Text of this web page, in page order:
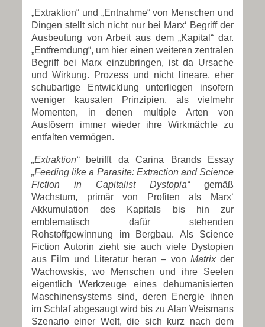
„Extraktion“ und „Entnahme“ von Menschen und
Dingen stellt sich nicht nur bei Marx‘ Begriff der
Ausbeutung von Arbeit aus dem „Kapital“ dar.
„Entfremdung“, um hier einen weiteren zentralen
Begriff bei Marx einzubringen, ist da Ursache
und Wirkung. Prozess und nicht lineare, eher
schubartige Entwicklung unterliegen insofern
weniger kausalen Prinzipien, als vielmehr
Momenten, in denen multiple Arten von
Auslösern immer wieder ihre Wirkmächte zu
entfalten vermögen.
„Extraktion“betrifft da Carina Brands Essay
„Feeding like a Parasite: Extraction and Science
Fiction in Capitalist Dystopia“gemäß
Wachstum, primär von Profiten als Marx‘
Akkumulation des Kapitals bis hin zur
emblematisch dafür stehenden
Rohstoffgewinnung im Bergbau. Als Science
Fiction Autorin zieht sie auch viele Dystopien
aus Film und Literatur heran – von Matrixder
Wachowskis, wo Menschen und ihre Seelen
eigentlich Werkzeuge eines dehumanisierten
Maschinensystems sind, deren Energie ihnen
im Schlaf abgesaugt wird bis zu Alan Weismans
Szenario einer Welt, die sich kurz nach dem